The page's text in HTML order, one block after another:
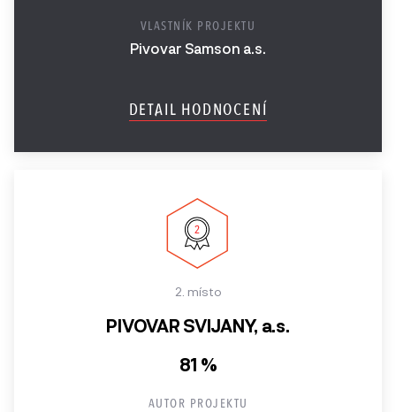
VLASTNÍK PROJEKTU
Pivovar Samson a.s.
DETAIL HODNOCENÍ
2. místo
PIVOVAR SVIJANY, a.s.
81 %
AUTOR PROJEKTU